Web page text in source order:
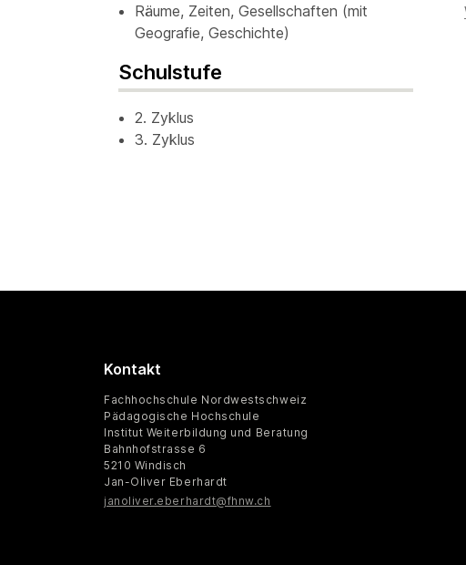
Räume, Zeiten, Gesellschaften (mit
Geografie, Geschichte)
Schulstufe
2. Zyklus
3. Zyklus
Kontakt
Fachhochschule Nordwestschweiz
Pädagogische Hochschule
Institut Weiterbildung und Beratung
Bahnhofstrasse 6
5210 Windisch
Jan-Oliver Eberhardt
janoliver.eberhardt@fhnw.ch